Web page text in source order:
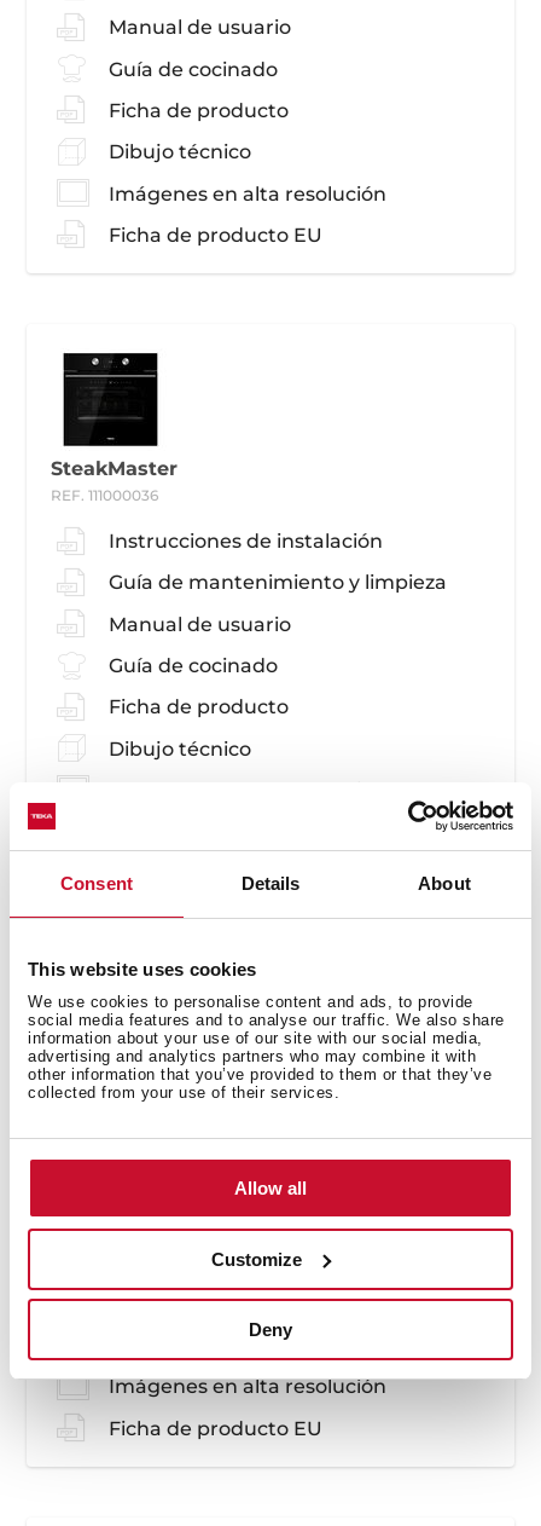
Consent Details About
This website uses cookies
We use cookies to personalise content and ads, to provide
social media features and to analyse our traffic. We also share
information about your use of our site with our social media,
advertising and analytics partners who may combine it with
other information that you’ve provided to them or that they’ve
collected from your use of their services.
Allow all
Customize
Deny
Manual de usuario
Guía de cocinado
Ficha de producto
Dibujo técnico
Imágenes en alta resolución
Ficha de producto EU
SteakMaster
REF. 111000036
Instrucciones de instalación
Guía de mantenimiento y limpieza
Manual de usuario
Guía de cocinado
Ficha de producto
Dibujo técnico
Imágenes en alta resolución
SteakMaster
REF. 111000037
Instrucciones de instalación
Guía de mantenimiento y limpieza
Manual de usuario
Guía de cocinado
Ficha de producto
Imágenes en alta resolución
Ficha de producto EU